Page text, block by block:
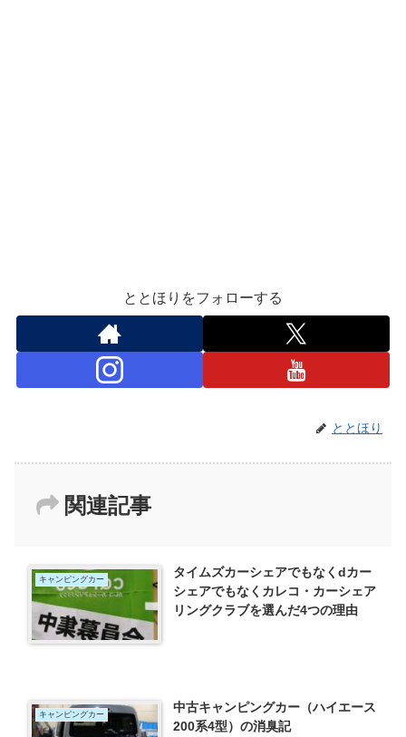
ととほりをフォローする
ととほり
関連記事
キャンピングカー
タイムズカーシェアでもなくdカー
シェアでもなくカレコ・カーシェア
リングクラブを選んだ4つの理由
キャンピングカー
中古キャンピングカー（ハイエース
200系4型）の消臭記